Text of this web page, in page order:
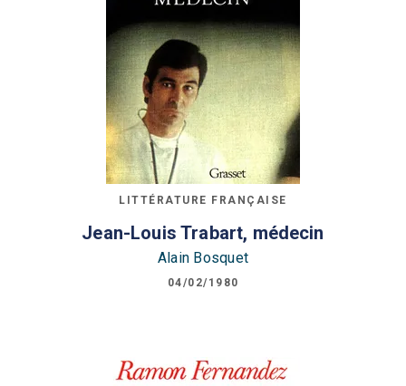
LITTÉRATURE FRANÇAISE
Jean-Louis Trabart, médecin
Alain Bosquet
04/02/1980